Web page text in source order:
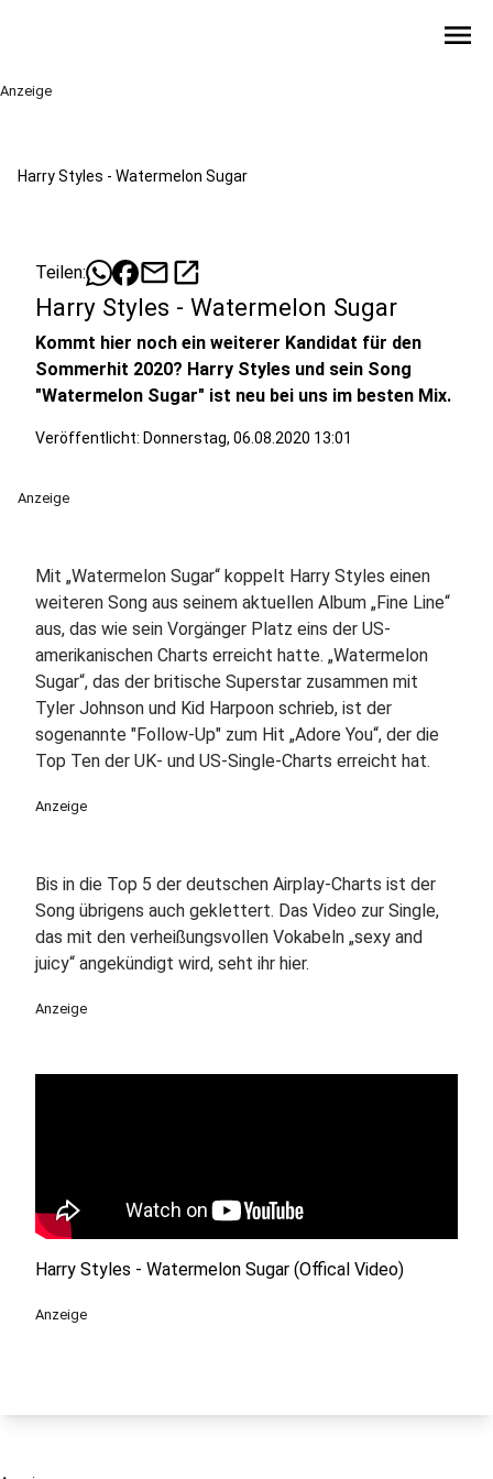
menu
Anzeige
Harry Styles - Watermelon Sugar
Teilen: mailopen_in_new
Harry Styles - Watermelon Sugar
Kommt hier noch ein weiterer Kandidat für den
Sommerhit 2020? Harry Styles und sein Song
"Watermelon Sugar" ist neu bei uns im besten Mix.
Veröffentlicht: Donnerstag, 06.08.2020 13:01
Anzeige
Mit „Watermelon Sugar“ koppelt Harry Styles einen
weiteren Song aus seinem aktuellen Album „Fine Line“
aus, das wie sein Vorgänger Platz eins der US-
amerikanischen Charts erreicht hatte. „Watermelon
Sugar“, das der britische Superstar zusammen mit
Tyler Johnson und Kid Harpoon schrieb, ist der
sogenannte "Follow-Up" zum Hit „Adore You“, der die
Top Ten der UK- und US-Single-Charts erreicht hat.
Anzeige
Bis in die Top 5 der deutschen Airplay-Charts ist der
Song übrigens auch geklettert. Das Video zur Single,
das mit den verheißungsvollen Vokabeln „sexy and
juicy“ angekündigt wird, seht ihr hier.
Anzeige
Harry Styles - Watermelon Sugar (Offical Video)
Anzeige